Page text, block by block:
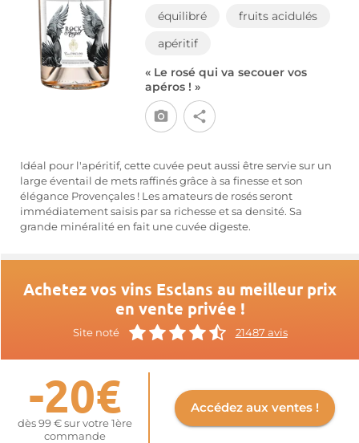
équilibré
fruits acidulés
apéritif
« Le rosé qui va secouer vos
apéros ! »
Idéal pour l'apéritif, cette cuvée peut aussi être servie sur un
large éventail de mets raffinés grâce à sa finesse et son
élégance Provençales ! Les amateurs de rosés seront
immédiatement saisis par sa richesse et sa densité. Sa
grande minéralité en fait une cuvée digeste.
Achetez vos vins Esclans au meilleur prix
en vente privée !
Site noté 21487 avis
-20€
dès 99 € sur votre 1ère
commande
Accédez aux ventes !